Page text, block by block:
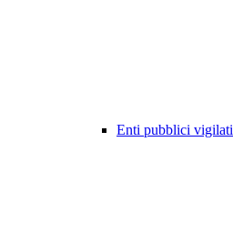
Enti pubblici vigilati